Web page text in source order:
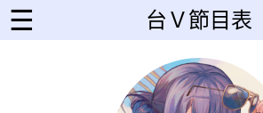
☰ 台Ｖ節目表